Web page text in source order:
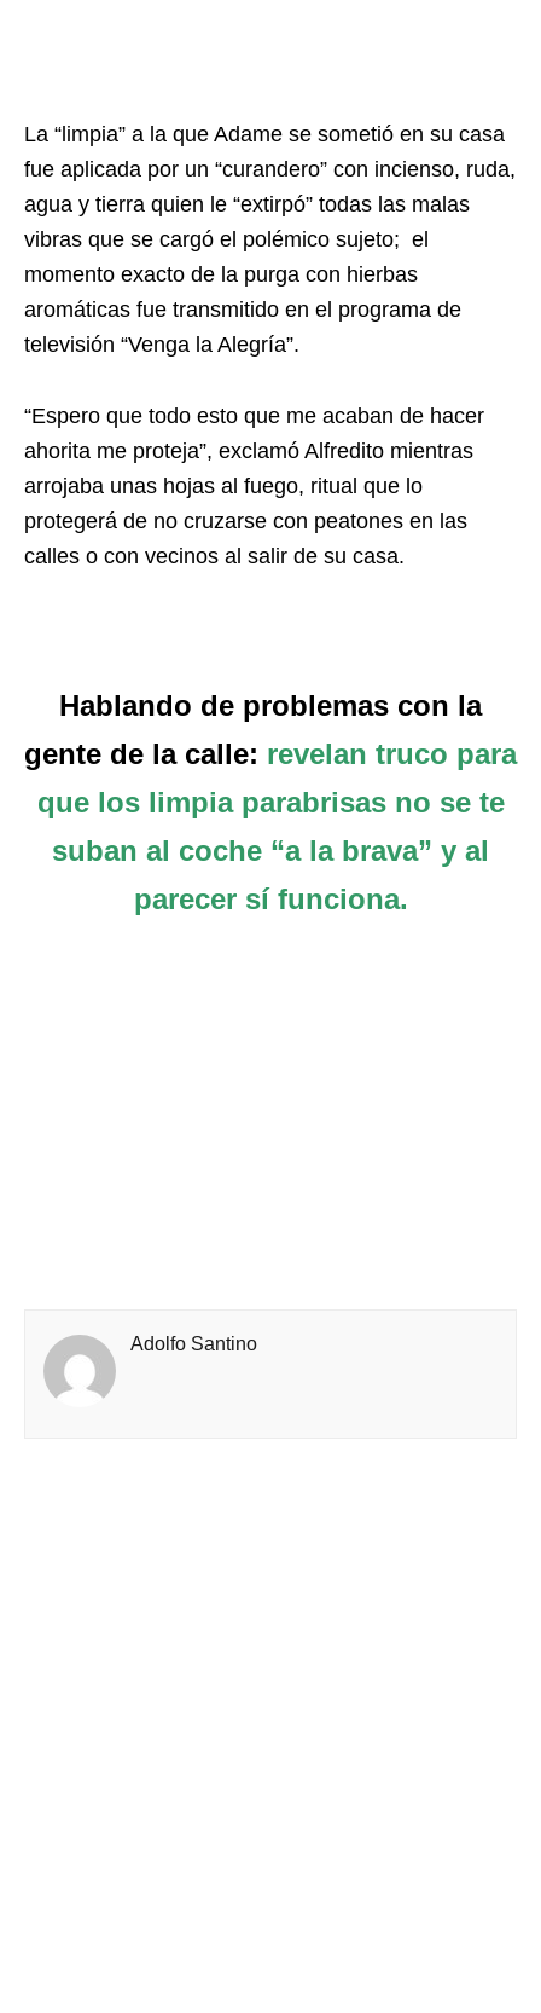
La “limpia” a la que Adame se sometió en su casa
fue aplicada por un “curandero” con incienso, ruda,
agua y tierra quien le “extirpó” todas las malas
vibras que se cargó el polémico sujeto; el
momento exacto de la purga con hierbas
aromáticas fue transmitido en el programa de
televisión “Venga la Alegría”.
“Espero que todo esto que me acaban de hacer
ahorita me proteja”, exclamó Alfredito mientras
arrojaba unas hojas al fuego, ritual que lo
protegerá de no cruzarse con peatones en las
calles o con vecinos al salir de su casa.
Hablando de problemas con la
gente de la calle: revelan truco para
que los limpia parabrisas no se te
suban al coche “a la brava” y al
parecer sí funciona.
Adolfo Santino